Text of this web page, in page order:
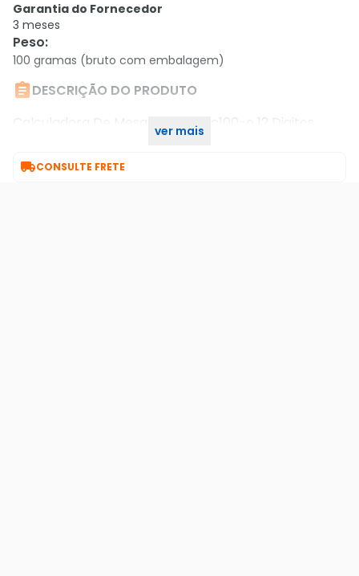
Garantia do Fornecedor
3 meses
Peso:
100 gramas (bruto com embalagem)
DESCRIÇÃO DO PRODUTO
Calculadora De Mesa Procalc Pc100-o 12 Digitos
ver mais
CONSULTE FRETE